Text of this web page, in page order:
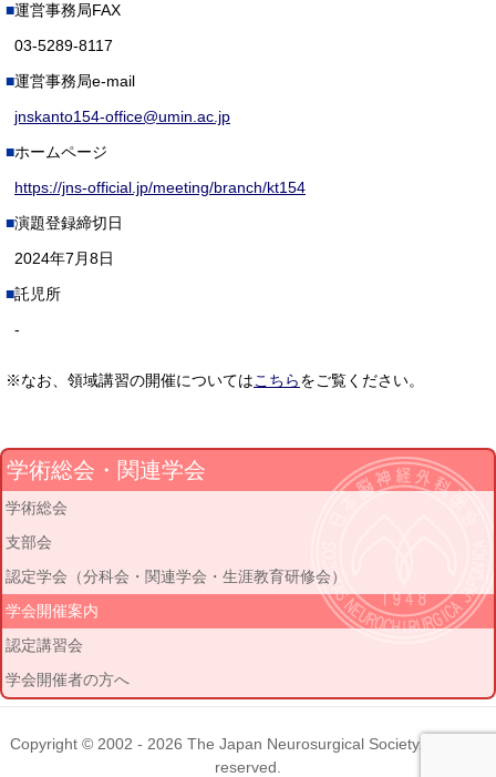
運営事務局FAX
03-5289-8117
運営事務局e-mail
jnskanto154-office@umin.ac.jp
ホームページ
https://jns-official.jp/meeting/branch/kt154
演題登録締切日
2024年7月8日
託児所
-
※なお、領域講習の開催についてはこちらをご覧ください。
学術総会・関連学会
学術総会
支部会
認定学会（分科会・関連学会・生涯教育研修会）
学会開催案内
認定講習会
学会開催者の方へ
Copyright © 2002 - 2026 The Japan Neurosurgical Society. All rights
reserved.